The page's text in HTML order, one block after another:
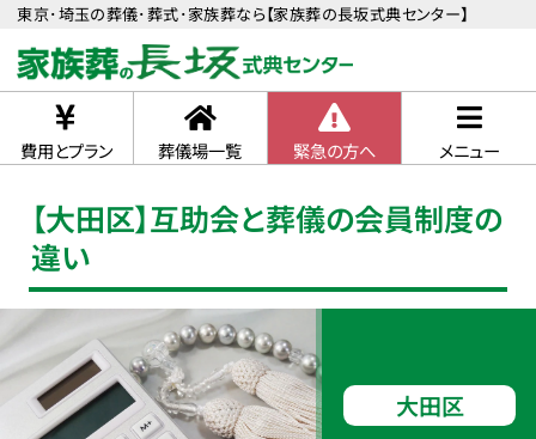
東京･埼玉の葬儀･葬式･家族葬なら【家族葬の長坂式典センター】
費用とプラン 葬儀場一覧 緊急の方へ メニュー
【大田区】互助会と葬儀の会員制度の
違い
大田区